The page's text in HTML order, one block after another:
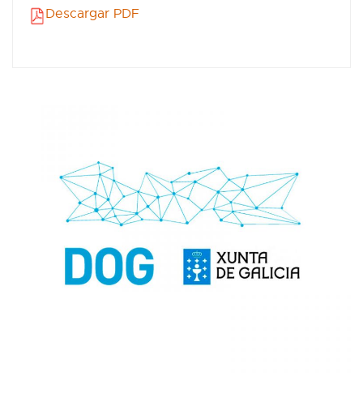
Descargar PDF